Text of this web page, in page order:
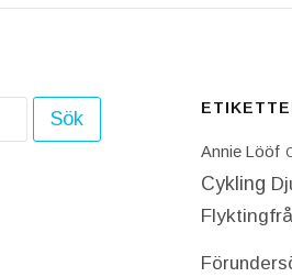
Annie Lööf
Cykling